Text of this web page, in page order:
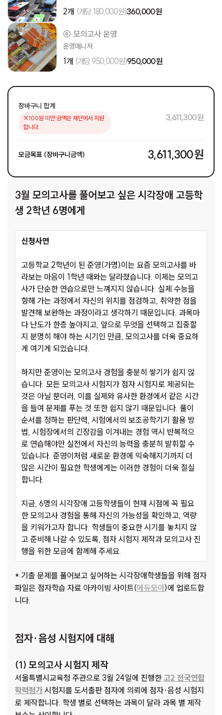
2개 (개당 180,000원)360,000 원
④ 모의고사 운영
운영매니저
1개 (개당 950,000원)950,000 원
장바구니 합계
※100원 미만 금액은 재단에서 지원
합니다.
3,611,300 원
모금목표 (장바구니금액) 3,611,300 원
3월 모의고사를 풀어보고 싶은 시각장애 고등학
생 2학년 6명에게
신청사연
고등학교 2학년이 된 준영(가명)이는 요즘 모의고사를 바
라보는 마음이 1학년 때와는 달라졌습니다. 이제는 모의고
사가 단순한 연습으로만 느껴지지 않습니다. 실제 수능을
향해 가는 과정에서 자신의 위치를 점검하고, 취약한 점을
발견해 보완하는 과정이라고 생각하기 때문입니다. 과목마
다 난도가 한층 높아지고, 앞으로 무엇을 선택하고 집중할
지 분명히 해야 하는 시기인 만큼, 모의고사를 더욱 중요하
게 여기게 되었습니다.
하지만 준영이는 모의고사 경험을 충분히 쌓기가 쉽지 않
습니다. 모든 모의고사 시험지가 점자 시험지로 제공되는
것은 아닐 뿐더러, 이를 실제와 유사한 환경에서 같은 시간
을 들여 문제를 푸는 것 또한 쉽지 않기 때문입니다. 풀이
순서를 정하는 판단력, 시험에서의 보조공학기기 활용 방
법, 시험장에서의 긴장감을 이겨내는 경험 역시 반복적으
로 연습해야만 실전에서 자신의 능력을 충분히 발휘할 수
있습니다. 준영이처럼 새로운 환경에 익숙해지기까지 더
많은 시간이 필요한 학생에게는 이러한 경험이 더욱 절실
합니다.
지금, 6명의 시각장애 고등학생들이 현재 시점에 꼭 필요
한 모의고사 경험을 통해 자신의 가능성을 확인하고, 역량
을 키워가고자 합니다. 학생들이 중요한 시기를 놓치지 않
고 준비해 나갈 수 있도록, 점자 시험지 제작과 모의고사 진
행을 위한 모금에 함께해 주세요.
* 기출 문제를 풀어보고 싶어하는 시각장애학생들을 위해 점자
파일은 점자학습 자료 아카이빙 사이트(에듀모아)에 업로드합
니다.
점자·음성 시험지에 대해
(1) 모의고사 시험지 제작
서울특별시교육청 주관으로 3월 24일에 진행한 고2 전국연합
학력평가 시험지를 도서출판 점자에 의뢰에 점자·음성 시험지
로 제작합니다. 학생 별로 선택하는 과목이 달라 과목 별 제작